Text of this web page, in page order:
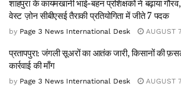
शाहपुरा के कायमखानी भाई-बहन प्रशिक्षकों ने बढ़ाया
वेस्ट ज़ोन सीबीएसई तैराकी प्रतियोगिता में जीते 7 पदक
by Page 3 News International Desk AUGUST
प्रतापपुरा: जंगली सूअरों का आतंक जारी, किसानों की
कार्रवाई की माँग
by Page 3 News International Desk AUGUST